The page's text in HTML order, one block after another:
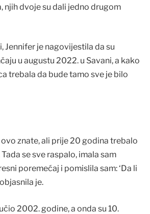
njih dvoje su dali jedno drugom
Jennifer je nagovijestila da su
u augustu 2022. u Savani, a kako
trebala da bude tamo sve je bilo
ovo znate, ali prije 20 godina trebalo
se sve raspalo, imala sam
poremećaj i pomislila sam: ‘Da li
je.
2002. godine, a onda su 10.